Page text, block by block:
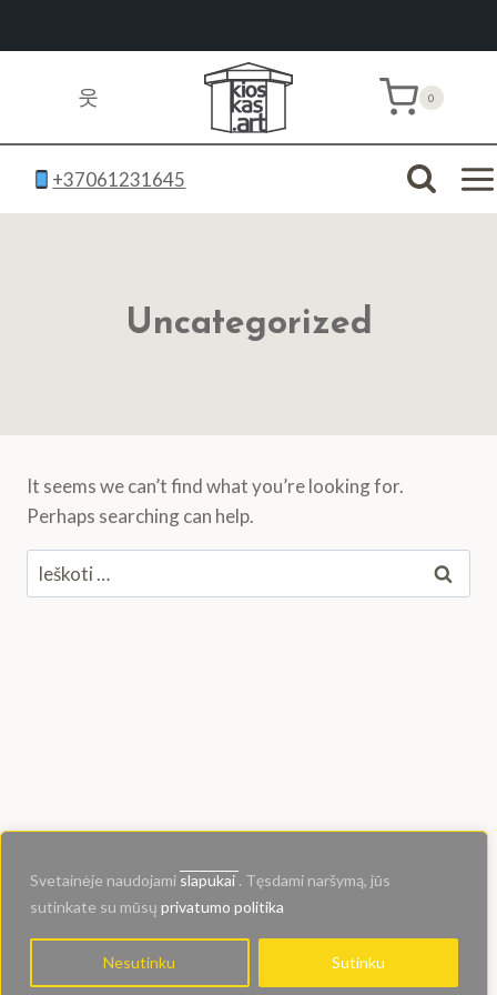
Svetainėje naudojami slapukai . Tęsdami naršymą, jūs
sutinkate su mūsų privatumo politika
Nesutinku Sutinku
웃 0
+37061231645
Uncategorized
It seems we can’t find what you’re looking for.
Perhaps searching can help.
Ieškoti:
© 2024 Kioskas.ART